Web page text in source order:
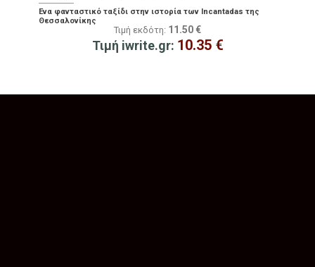
Ένα φανταστικό ταξίδι στην ιστορία των Incantadas της
Θεσσαλονίκης
Τιμή εκδότη: 11.50 €
Τιμή iwrite.gr: 10.35 €